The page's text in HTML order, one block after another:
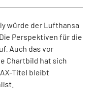
würde der Lufthansa
Perspektiven für die
Auch das vor
Chartbild hat sich
Titel bleibt